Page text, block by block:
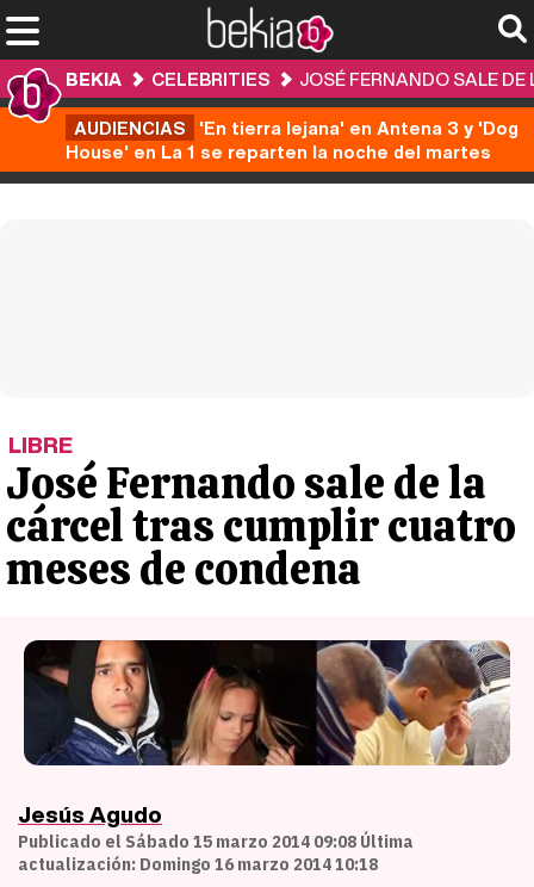
BEKIA CELEBRITIES
JOSÉ FERNANDO SALE
AUDIENCIAS 'En tierra lejana' en Antena 3 y 'Dog
House' en La 1 se reparten la noche del martes
LIBRE
José Fernando sale de la
cárcel tras cumplir cuatro
meses de condena
Jesús Agudo
Publicado el Sábado 15 marzo 2014 09:08 Última
actualización: Domingo 16 marzo 2014 10:18